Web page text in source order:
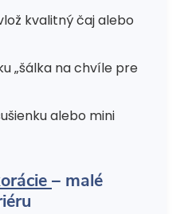
kvalitný čaj alebo
„šálka na chvíle pre
alebo mini
– malé